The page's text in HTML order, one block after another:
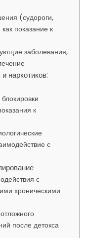
(судороги,
показание к
заболевания,
наркотиков:
к
с
с
хроническими
после детокса